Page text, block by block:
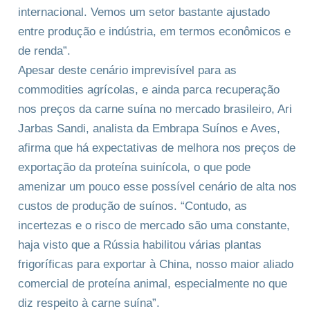
internacional. Vemos um setor bastante ajustado
entre produção e indústria, em termos econômicos e
de renda”.
Apesar deste cenário imprevisível para as
commodities agrícolas, e ainda parca recuperação
nos preços da carne suína no mercado brasileiro, Ari
Jarbas Sandi, analista da Embrapa Suínos e Aves,
afirma que há expectativas de melhora nos preços de
exportação da proteína suinícola, o que pode
amenizar um pouco esse possível cenário de alta nos
custos de produção de suínos. “Contudo, as
incertezas e o risco de mercado são uma constante,
haja visto que a Rússia habilitou várias plantas
frigoríficas para exportar à China, nosso maior aliado
comercial de proteína animal, especialmente no que
diz respeito à carne suína”.